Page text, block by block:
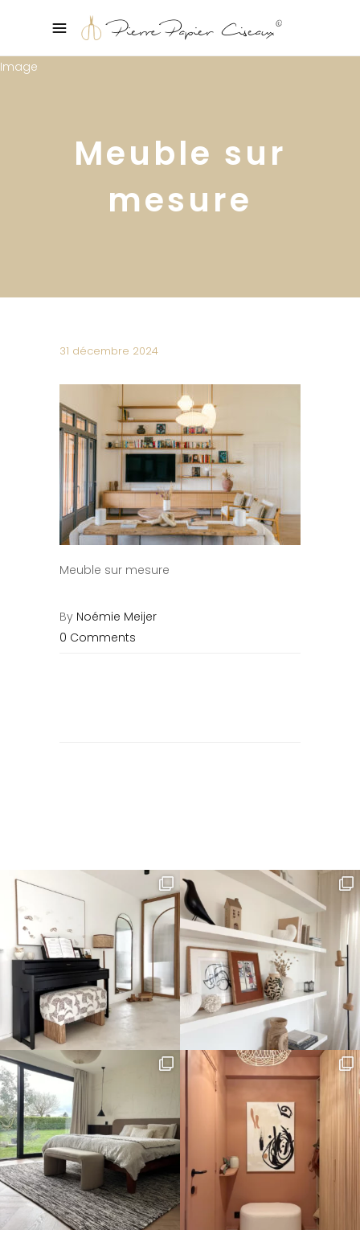
Meuble sur
mesure
31 décembre 2024
Meuble sur mesure
By Noémie Meijer
0 Comments